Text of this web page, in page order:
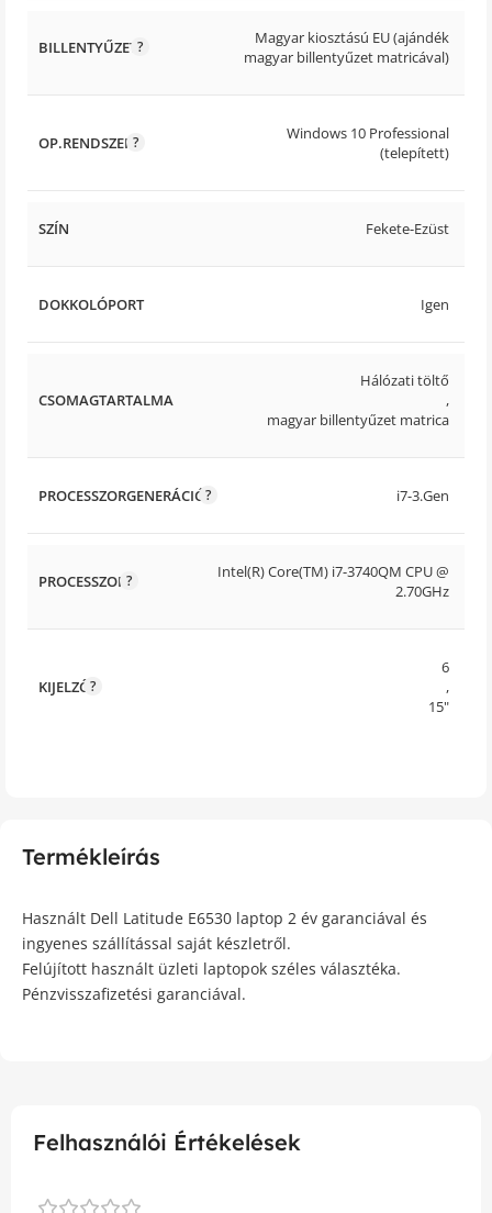
Termékleírás
Használt Dell Latitude E6530 laptop 2 év garanciával és
ingyenes szállítással saját készletről.
Felújított használt üzleti laptopok széles választéka.
Pénzvisszafizetési garanciával.
BILLENTYŰZET
Magyar kiosztású EU (ajándék
magyar billentyűzet matricával)
OP.RENDSZER
Windows 10 Professional
(telepített)
SZÍN Fekete-Ezüst
DOKKOLÓPORT Igen
CSOMAGTARTALMA
Hálózati töltő
,
magyar billentyűzet matrica
PROCESSZORGENERÁCIÓ i7-3.Gen
PROCESSZOR
Intel(R) Core(TM) i7-3740QM CPU @
2.70GHz
KIJELZŐ
6
,
15"
Felhasználói Értékelések